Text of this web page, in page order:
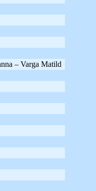
– Varga Matild